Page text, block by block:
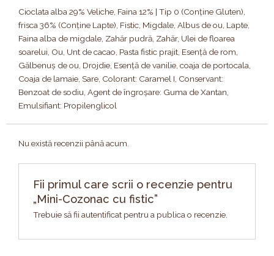
Cioclata alba 29% Veliche, Faina 12% | Tip 0 (Conține Gluten),
frisca 36% (Conține Lapte), Fistic, Migdale, Albus de ou, Lapte,
Faina alba de migdale, Zahăr pudră, Zahăr, Ulei de floarea
soarelui, Ou, Unt de cacao, Pasta fistic prajit, Esență de rom,
Gălbenuș de ou, Drojdie, Esență de vanilie, coaja de portocala,
Coaja de lamaie, Sare, Colorant: Caramel I, Conservant:
Benzoat de sodiu, Agent de îngroșare: Guma de Xantan,
Emulsifiant: Propilenglicol
Nu există recenzii până acum.
Fii primul care scrii o recenzie pentru
„Mini-Cozonac cu fistic”
Trebuie să fii autentificatpentru a publica o recenzie.